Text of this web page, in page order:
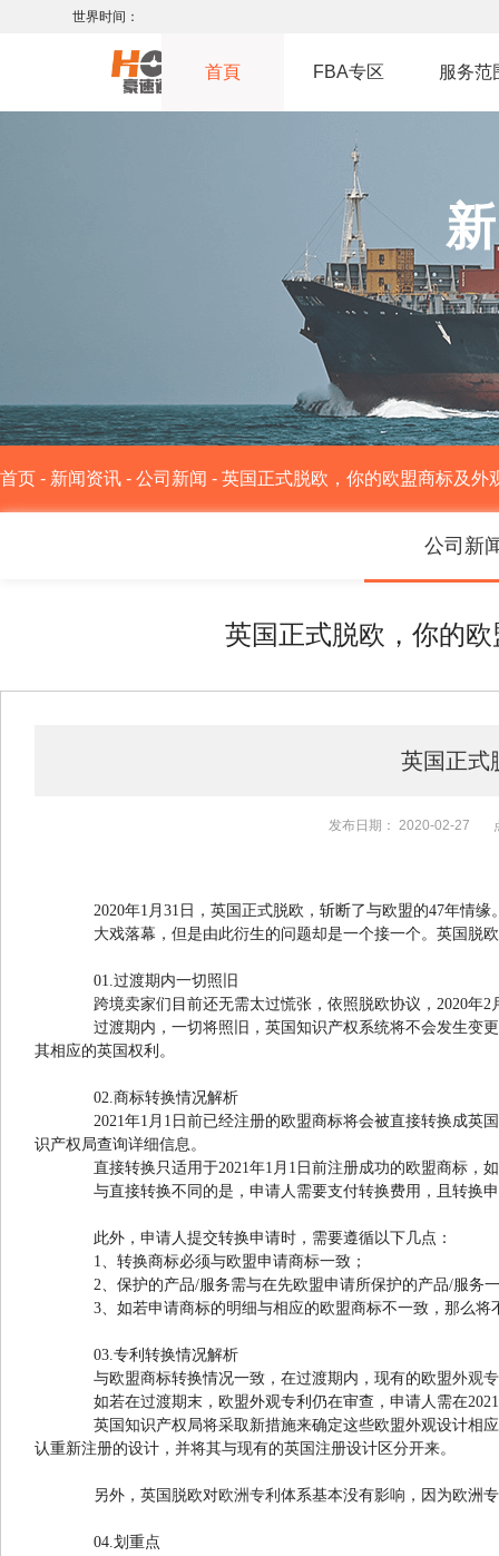
世界时间：
首頁 FBA专区 服务范
首页 - 新闻资讯 - 公司新闻 - 英国正式脱欧，你的欧盟商标及外
公司新
英国正式脱欧，你的
英国正式
发布日期： 2020-02-27
2020年1月31日，英国正式脱欧，斩断了与欧盟的47年情缘
大戏落幕，但是由此衍生的问题却是一个接一个。英国脱欧
01.过渡期内一切照旧
跨境卖家们目前还无需太过慌张，依照脱欧协议，2020年2
过渡期内，一切将照旧，英国知识产权系统将不会发生变更
其相应的英国权利。
02.商标转换情况解析
2021年1月1日前已经注册的欧盟商标将会被直接转换成英
识产权局查询详细信息。
直接转换只适用于2021年1月1日前注册成功的欧盟商标，如
与直接转换不同的是，申请人需要支付转换费用，且转换申
此外，申请人提交转换申请时，需要遵循以下几点：
1、转换商标必须与欧盟申请商标一致；
2、保护的产品/服务需与在先欧盟申请所保护的产品/服务
3、如若申请商标的明细与相应的欧盟商标不一致，那么将
03.专利转换情况解析
与欧盟商标转换情况一致，在过渡期内，现有的欧盟外观
如若在过渡期末，欧盟外观专利仍在审查，申请人需在2021
英国知识产权局将采取新措施来确定这些欧盟外观设计相应
认重新注册的设计，并将其与现有的英国注册设计区分开来。
另外，英国脱欧对欧洲专利 体系基本没有影响，因为欧洲
04.划重点